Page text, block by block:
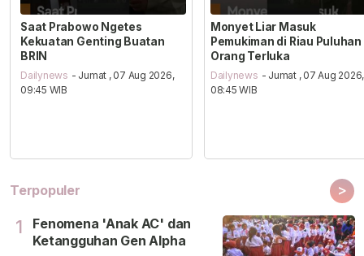
Saat Prabowo Ngetes
Kekuatan Genting Buatan
BRIN
Dailynews - Jumat , 07 Aug 2026,
09:45 WIB
Monyet Liar Masuk
Pemukiman di Riau Puluhan
Orang Terluka
Dailynews - Jumat , 07 Aug 2026,
08:45 WIB
Terpopuler >
1
Fenomena 'Anak AC' dan
Ketangguhan Gen Alpha